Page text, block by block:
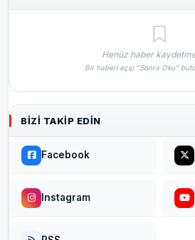
Henüz haber
Bir haberi açıp "Sonra Oku"
BIZI TAKIP EDIN
Facebook
Instagram